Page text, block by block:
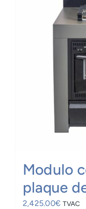
Modulo
plaque
2,425.00€ TVAC